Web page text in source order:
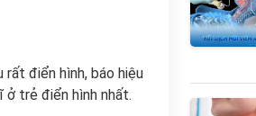
điển hình, báo hiệu
ở trẻ điển hình nhất.